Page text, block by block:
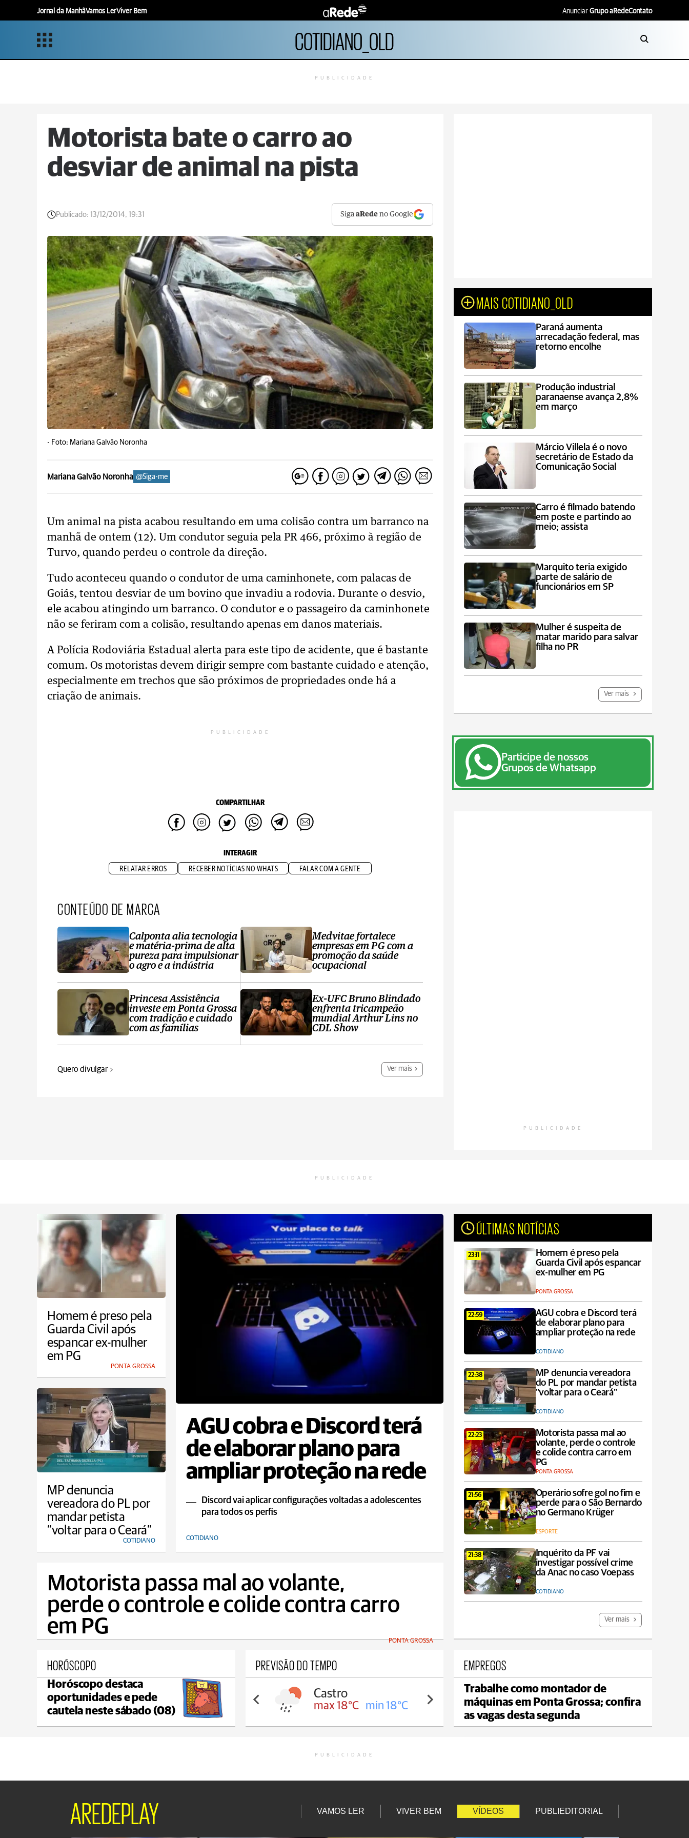
Jornal da ManhãVamos LerViver Bem Anunciar Grupo aRedeContato
COTIDIANO_OLD
PUBLICIDADE
Motorista bate o carro ao
desviar de animal na pista
Publicado: 13/12/2014, 19:31 SigaaRede no Google
- Foto: Mariana Galvão Noronha
Mariana Galvão Noronha @Siga-me
Um animal na pista acabou resultando em uma colisão contra um barranco na
manhã de ontem (12). Um condutor seguia pela PR 466, próximo à região de
Turvo, quando perdeu o controle da direção.
Tudo aconteceu quando o condutor de uma caminhonete, com palacas de
Goiás, tentou desviar de um bovino que invadiu a rodovia. Durante o desvio,
ele acabou atingindo um barranco. O condutor e o passageiro da caminhonete
não se feriram com a colisão, resultando apenas em danos materiais.
A Polícia Rodoviária Estadual alerta para este tipo de acidente, que é bastante
comum. Os motoristas devem dirigir sempre com bastante cuidado e atenção,
especialmente em trechos que são próximos de propriedades onde há a
criação de animais.
PUBLICIDADE
COMPARTILHAR
INTERAGIR
RELATAR ERROS RECEBER NOTÍCIAS NO WHATS FALAR COM A GENTE
CONTEÚDO DE MARCA
Calponta alia tecnologia
e matéria-prima de alta
pureza para impulsionar
o agro e a indústria
Princesa Assistência
investe em Ponta Grossa
com tradição e cuidado
com as famílias
Medvitae fortalece
empresas em PG com a
promoção da saúde
ocupacional
Ex-UFC Bruno Blindado
enfrenta tricampeão
mundial Arthur Lins no
CDL Show
Quero divulgar Ver mais
MAIS COTIDIANO_OLD
Paraná aumenta
arrecadação federal, mas
retorno encolhe
Produção industrial
paranaense avança 2,8%
em março
Márcio Villela é o novo
secretário de Estado da
Comunicação Social
Carro é filmado batendo
em poste e partindo ao
meio; assista
Marquito teria exigido
parte de salário de
funcionários em SP
Mulher é suspeita de
matar marido para salvar
filha no PR
Ver mais
Participe de nossos
Grupos de Whatsapp
PUBLICIDADE
PUBLICIDADE
Homem é preso pela
Guarda Civil após
espancar ex-mulher
em PG
PONTA GROSSA
AGU cobra e Discord terá
de elaborar plano para
ampliar proteção na rede
Discord vai aplicar configurações voltadas a adolescentes
para todos os perfis
COTIDIANO
ÚLTIMAS NOTÍCIAS
23:11
Homem é preso pela
Guarda Civil após espancar
ex-mulher em PG
PONTA GROSSA
22:59
AGU cobra e Discord terá
de elaborar plano para
ampliar proteção na rede
COTIDIANO
22:38
MP denuncia vereadora
do PL por mandar petista
“voltar para o Ceará”
COTIDIANO
22:23
Motorista passa mal ao
volante, perde o controle
e colide contra carro em
PG
PONTA GROSSA
21:56
Operário sofre gol no fim e
perde para o São Bernardo
no Germano Krüger
ESPORTE
21:38
Inquérito da PF vai
investigar possível crime
da Anac no caso Voepass
COTIDIANO
Ver mais
MP denuncia
vereadora do PL por
mandar petista
“voltar para o Ceará”
COTIDIANO
Motorista passa mal ao volante,
perde o controle e colide contra carro
em PG
PONTA GROSSA
HORÓSCOPO
Horóscopo destaca
oportunidades e pede
cautela neste sábado (08)
PREVISÃO DO TEMPO
Castro
max 18°C min 18°C
Carambeí
max 18°C min 17°C
Jaguariaíva
max 19°C min 18°C
EMPREGOS
Trabalhe como montador de
máquinas em Ponta Grossa; confira
as vagas desta segunda
PUBLICIDADE
AREDEPLAY VAMOS LER VIVER BEM VÍDEOS PUBLIEDITORIAL